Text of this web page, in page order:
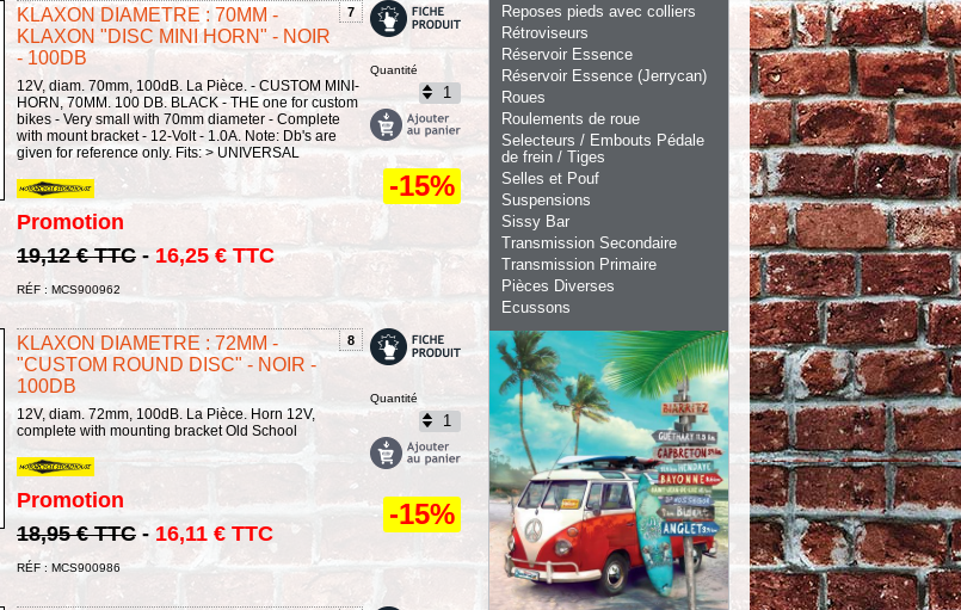
7
KLAXON DIAMETRE : 70MM -
KLAXON "DISC MINI HORN" - NOIR
- 100DB
12V, diam. 70mm, 100dB. La Pièce. - CUSTOM MINI-
HORN, 70MM. 100 DB. BLACK - THE one for custom
bikes - Very small with 70mm diameter - Complete
with mount bracket - 12-Volt - 1.0A. Note: Db's are
given for reference only. Fits: > UNIVERSAL
Promotion
19,12 € TTC - 16,25 € TTC
RÉF : MCS900962
Quantité
-15%
8
KLAXON DIAMETRE : 72MM -
"CUSTOM ROUND DISC" - NOIR -
100DB
12V, diam. 72mm, 100dB. La Pièce. Horn 12V,
complete with mounting bracket Old School
Promotion
18,95 € TTC - 16,11 € TTC
RÉF : MCS900986
Quantité
-15%
Reposes pieds avec colliers
Rétroviseurs
Réservoir Essence
Réservoir Essence (Jerrycan)
Roues
Roulements de roue
Selecteurs / Embouts Pédale
de frein / Tiges
Selles et Pouf
Suspensions
Sissy Bar
Transmission Secondaire
Transmission Primaire
Pièces Diverses
Ecussons